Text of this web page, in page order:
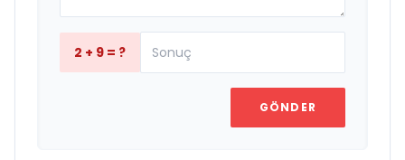
2 + 9 = ?
GÖNDER